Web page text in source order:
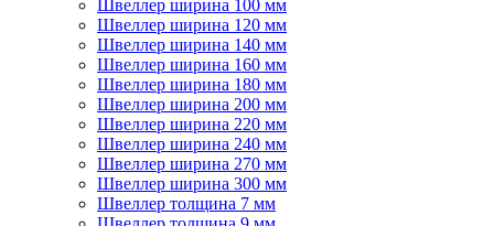
Швеллер ширина 100 мм
Швеллер ширина 120 мм
Швеллер ширина 140 мм
Швеллер ширина 160 мм
Швеллер ширина 180 мм
Швеллер ширина 200 мм
Швеллер ширина 220 мм
Швеллер ширина 240 мм
Швеллер ширина 270 мм
Швеллер ширина 300 мм
Швеллер толщина 7 мм